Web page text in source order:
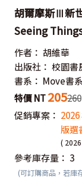
胡爾摩斯Ⅲ新
Seeing
作者： 胡維華
出版社： 校園書
書系： Move書系
特價 NT 205260
促銷專案：
版選
(
參考庫存量： 3
(可訂購商品，若庫